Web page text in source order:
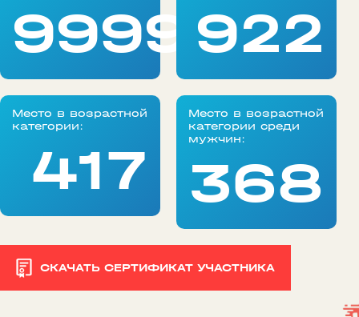
99999922
Место в возрастной
категории:
417
Место в возрастной
категории среди
мужчин:
368
СКАЧАТЬ СЕРТИФИКАТ УЧАСТНИКА